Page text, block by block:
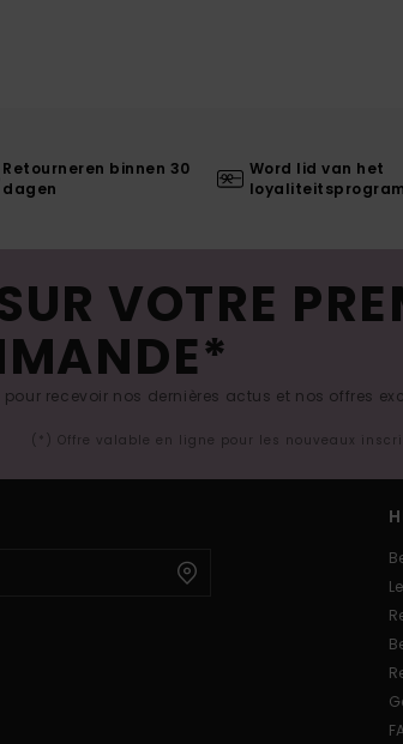
Retourneren binnen 30
dagen
Word lid van het
VOTRE
recevoir nos dernières actus et nos offres
(*) Offre valable en ligne pour les nouveaux